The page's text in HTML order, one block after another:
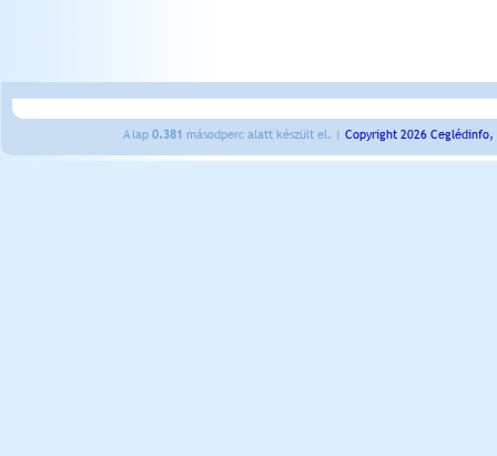
A lap 0.381 másodperc alatt készült el. | Copyright 2026